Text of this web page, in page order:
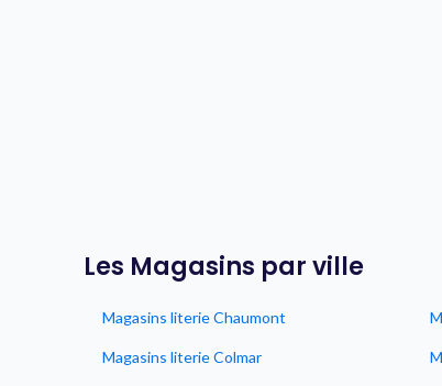
Les Magasins par ville
Magasins literie Chaumont
Magasins literie Colmar